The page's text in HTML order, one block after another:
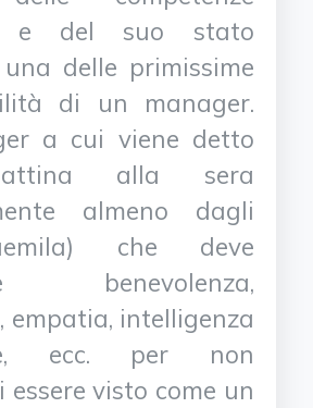
e del suo stato
una delle primissime
di un manager.
a cui viene detto
alla sera
almeno dagli
che deve
benevolenza,
empatia, intelligenza
ecc. per non
essere visto come un